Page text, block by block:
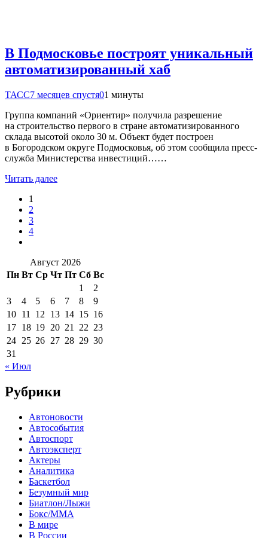
В Подмосковье построят уникальный
автоматизированный хаб
ТАСС7 месяцев спустя01 минуты
Группа компаний «Ориентир» получила разрешение
на строительство первого в стране автоматизированного
склада высотой около 30 м. Объект будет построен
в Богородском округе Подмосковья, об этом сообщила пресс-
служба Министерства инвестиций……
Читать далее
1
2
3
4
Август 2026
Пн Вт Ср Чт Пт Сб Вс
1
2
3
4 5 6 7 8
9
10 11 12 13 14 15 16
17 18 19 20 21 22 23
24 25 26 27 28 29 30
31
« Июл
Рубрики
Автоновости
Автособытия
Автоспорт
Автоэксперт
Актеры
Аналитика
Баскетбол
Безумный мир
Биатлон/Лыжи
Бокс/MMA
В мире
В России